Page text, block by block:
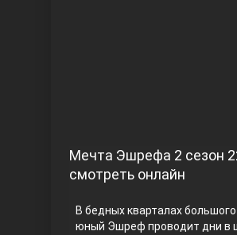
Мечта Эшрефа 2 сезон
смотреть онлайн
В бедных кварталах
юный Эшреф проводит дни в